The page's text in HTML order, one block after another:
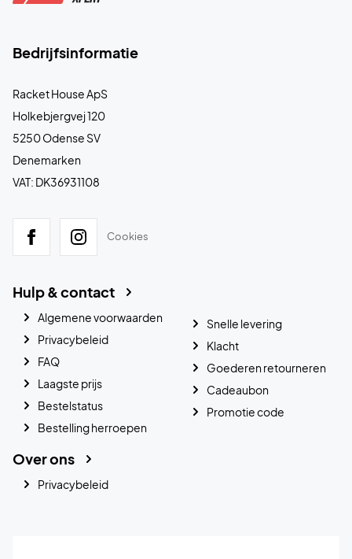
Bedrijfsinformatie
Racket House ApS
Holkebjergvej 120
5250 Odense SV
Denemarken
VAT: DK36931108
Cookies
Hulp & contact
Algemene voorwaarden
Privacybeleid
FAQ
Laagste prijs
Bestelstatus
Bestelling herroepen
Snelle levering
Klacht
Goederen retourneren
Cadeaubon
Promotie code
Over ons
Privacybeleid